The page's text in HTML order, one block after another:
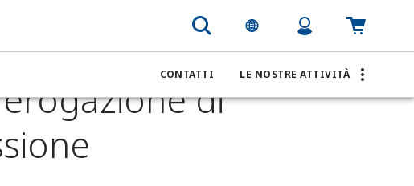
CONTATTI LE NOSTRE ATTIVITÀ
di idrogeno ad alta pressione
di